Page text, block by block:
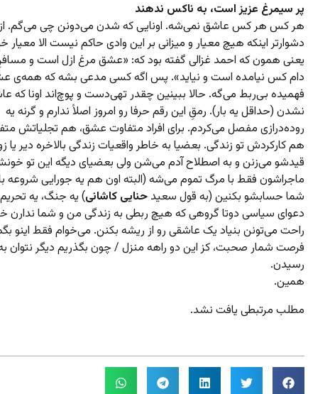
پر سیمرغ عزیز است، به ناکس ندهند
هر کس هر کس عاشق نمی‌شه. اونایی که شدن می‌دونن چی می‌گم.
دشوارتر اینکه هیچ معیار و میزانی بر این وادی حاکم نیست الا
یعنی همون که احمد غزالی گفته بود که: «عشق مرغ ازل است و مسافرِ
دام کس نیامده است و نیاید». پس اگه کسی مدعی بشه که همه‌ی
فهمیده بی‌ربط می‌گه. حالا ببینین چقدر تهی‌دست و پوچ‌اند اونا که
نشدن (حداقل یه بار). رمقِ این رقم حرفا رو امروز اصلاً ندارم و گرنه یه
روده‌درازی مفصل می‌کردم. برای افراد متفاوت عشق، هم تجلیاتش
هم کارکردش تو زندگی. بعضیا به خاطر واقعیات زندگی بالاخره دیر یا
قیدشو می‌زنن و به اصطلاح آدم می‌شن ولی بعضیای دیگه این تو
ماجراشون فقط با مرگ تموم می‌شه (البته اون هم یه جورایی شروعه
شما حسابشو بکنین (به قول سعید حنایی کاشانی) یه جنگ، یه
دعوای سیاسی دوتا گروهی که هیچ ربطی به زندگی من و شما ندارن
راحت می‌تونن بنیاد یک عاشقی رو از ریشه بکنن. می‌خوام فقط اینو
فرصت شمار صحبت، کز این دو راهه منزل / چون بگذریم دیگر نتوان
رسیدن.
همین.
مطلب مرتبطی یافت نشد.